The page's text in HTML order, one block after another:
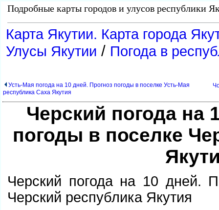
Подробные карты городов и улусов республики
Карта Якутии. Карта города
Улусы Якутии / Погода в
Усть-Мая погода на 10 дней. Прогноз погоды в поселке Усть-Мая
республика Саха Якутия
Черский погода на
погоды в поселке
Черский погода на 10 дней.
Черский республика Якутия